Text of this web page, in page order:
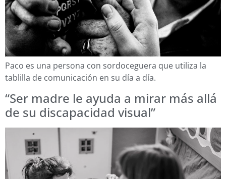
Paco es una persona con sordoceguera que utiliza la
tablilla de comunicación en su día a día.
“Ser madre le ayuda a mirar más allá
de su discapacidad visual”